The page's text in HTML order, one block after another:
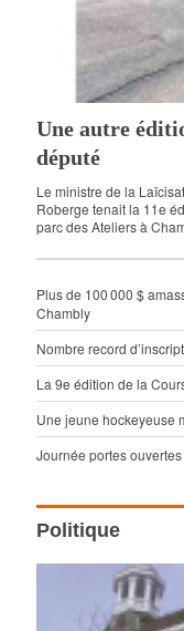
Une autre
député
Le ministre de la
Roberge tenait la 11e
parc des Ateliers à
Plus de 100 000 $
Chambly
Nombre record
La 9e édition de la
Une jeune hockeyeuse
Journée portes
Politique